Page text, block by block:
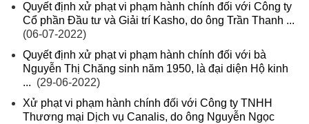
Quyết định xử phạt vi phạm hành chính đối với Công ty
Cổ phần Đầu tư và Giải trí Kasho, do ông Trần Thanh ...
(06-07-2022)
Quyết định xử phạt vi phạm hành chính đối với bà
Nguyễn Thị Chăng sinh năm 1950, là đại diện Hộ kinh
... (29-06-2022)
Xử phạt vi phạm hành chính đối với Công ty TNHH
Thương mại Dịch vụ Canalis, do ông Nguyễn Ngọc